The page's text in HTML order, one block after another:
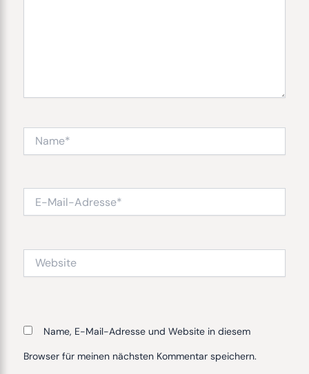
Mail-
Name, E-Mail-Adresse und Website in diesem
Browser für meinen nächsten Kommentar speichern.